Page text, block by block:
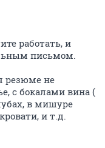
моей
так и сказал:
в 9.00 и
себя в
чистой совестью...
так много дней.